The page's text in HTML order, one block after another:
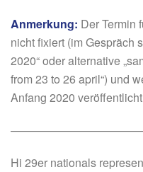
Anmerkung: Der Termin
nicht fixiert (im Gespräch
2020“ oder alternative
from 23 to 26 april“) und
Anfang 2020
Hi 29er nationals